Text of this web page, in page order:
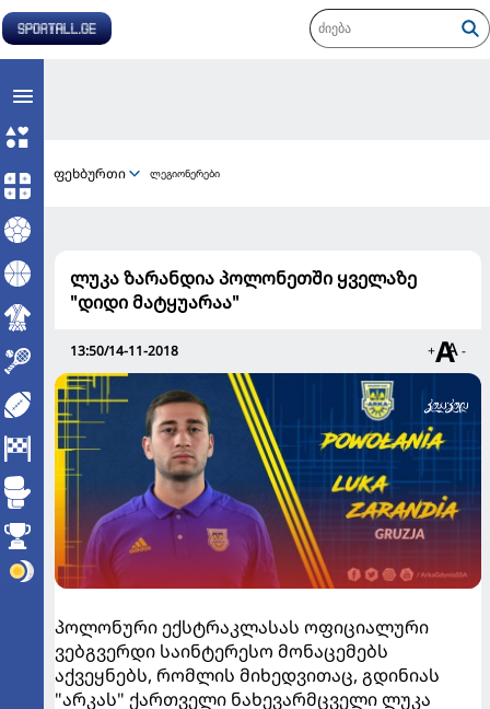
ფეხბურთი ლეგიონერები
ლუკა ზარანდია პოლონეთში ყველაზე
"დიდი მატყუარაა"
13:50/14-11-2018 + -
პოლონური ექსტრაკლასას ოფიციალური
ვებგვერდი საინტერესო მონაცემებს
აქვეყნებს, რომლის მიხედვითაც, გდინიას
"არკას" ქართველი ნახევარმცველი ლუკა